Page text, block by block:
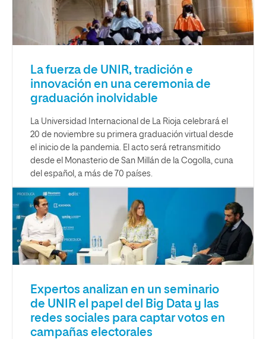
La fuerza de UNIR, tradición e
innovación en una ceremonia de
graduación inolvidable
La Universidad Internacional de La Rioja celebrará el
20 de noviembre su primera graduación virtual desde
el inicio de la pandemia. El acto será retransmitido
desde el Monasterio de San Millán de la Cogolla, cuna
del español, a más de 70 países.
Expertos analizan en un seminario
de UNIR el papel del Big Data y las
redes sociales para captar votos en
campañas electorales